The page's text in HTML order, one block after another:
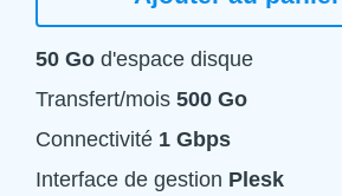
50 Go d'espace disque
Transfert/mois500 Go
Connectivité 1 Gbps
Interface de gestion Plesk